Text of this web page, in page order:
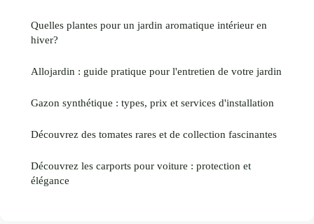
Quelles plantes pour un jardin aromatique intérieur en
hiver?
Allojardin : guide pratique pour l'entretien de votre jardin
Gazon synthétique : types, prix et services d'installation
Découvrez des tomates rares et de collection fascinantes
Découvrez les carports pour voiture : protection et
élégance